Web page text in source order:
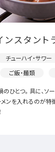
スタント
チューハイ・サワー
ご飯・麺類
ひとつ。具に、ソ
ンを入れるのが特